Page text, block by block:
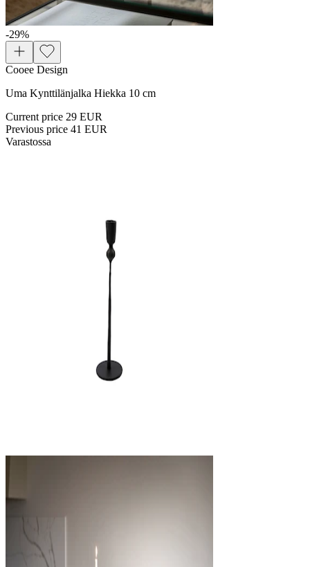
-29%
Cooee Design
Uma Kynttilänjalka Hiekka 10 cm
Current price 29 EUR
Previous price 41 EUR
Varastossa